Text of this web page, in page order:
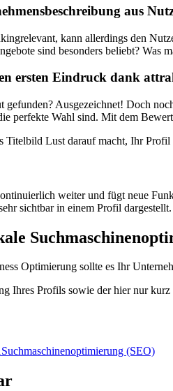
aus
kann allerdings den
sind besonders beliebt?
ersten Eindruck dank
Ausgezeichnet! Doch
perfekte Wahl sind. Mit dem
Titelbild Lust darauf macht, Ihr
weiter und fügt neue
sichtbar in einem Profil
Optimierung sollte es Ihr
Ihres Profils sowie der hier nur
Suchmaschinenoptimierung (SEO)